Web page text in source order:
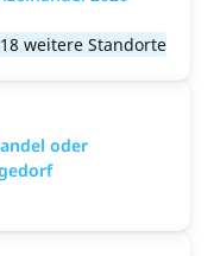
weitere Standorte
oder